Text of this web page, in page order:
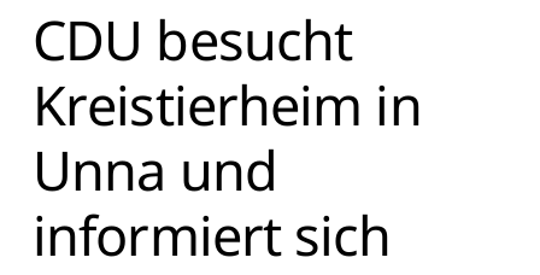
CDU besucht
Kreistierheim in
Unna und
informiert sich